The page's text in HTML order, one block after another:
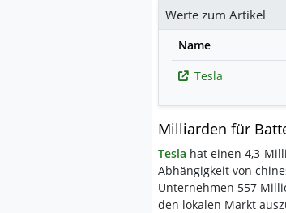
Werte zum Artikel
Name
Tesla
Milliarden für
Tesla hat einen 4,3-
Abhängigkeit von
Unternehmen 557
den lokalen Markt